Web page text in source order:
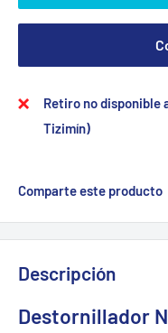
Retiro no disponible
Tizimín)
Comparte este producto
Descripción
Destornillador